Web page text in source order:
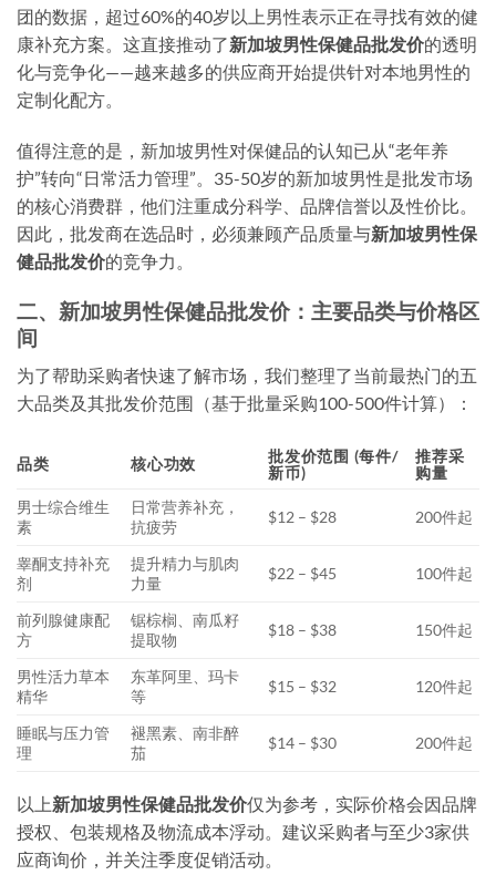
团的数据，超过60%的40岁以上男性表示正在寻找有效的健
康补充方案。这直接推动了新加坡男性保健品批发价的透明
化与竞争化——越来越多的供应商开始提供针对本地男性的
定制化配方。
值得注意的是，新加坡男性对保健品的认知已从“老年养
护”转向“日常活力管理”。35-50岁的新加坡男性是批发市场
的核心消费群，他们注重成分科学、品牌信誉以及性价比。
因此，批发商在选品时，必须兼顾产品质量与新加坡男性保
健品批发价的竞争力。
二、新加坡男性保健品批发价：主要品类与价格区
间
为了帮助采购者快速了解市场，我们整理了当前最热门的五
大品类及其批发价范围（基于批量采购100-500件计算）：
品类 核心功效
批发价范围 (每件/
新币)
推荐采
购量
男士综合维生
素
日常营养补充，
抗疲劳
$12 – $28 200件起
睾酮支持补充
剂
提升精力与肌肉
力量
$22 – $45 100件起
前列腺健康配
方
锯棕榈、南瓜籽
提取物
$18 – $38 150件起
男性活力草本
精华
东革阿里、玛卡
等
$15 – $32 120件起
睡眠与压力管
理
褪黑素、南非醉
茄
$14 – $30 200件起
以上新加坡男性保健品批发价仅为参考，实际价格会因品牌
授权、包装规格及物流成本浮动。建议采购者与至少3家供
应商询价，并关注季度促销活动。